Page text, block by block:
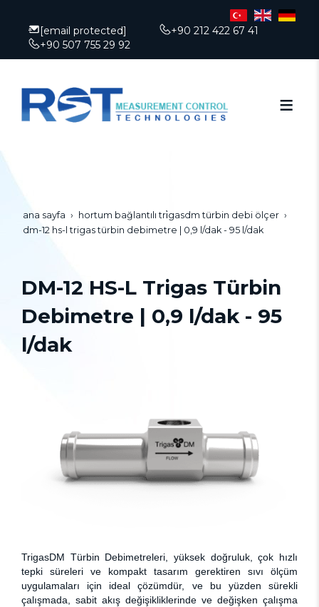
[email protected]
+90 212 422 67 41
+90 507 755 29 92
ana sayfa
hortum bağlantılı tri̇gasdm türbin debi ölçer
dm-12 hs-l trigas türbin debimetre | 0,9 l/dak - 95 l/dak
DM-12 HS-L Trigas Türbin
Debimetre | 0,9 l/dak - 95
l/dak
TrigasDM Türbin Debimetreleri, yüksek doğruluk, çok hızlı
tepki süreleri ve kompakt tasarım gerektiren sıvı ölçüm
uygulamaları için ideal çözümdür, ve bu yüzden sürekli
çalışmada, sabit akış değişikliklerinde ve değişken çalışma